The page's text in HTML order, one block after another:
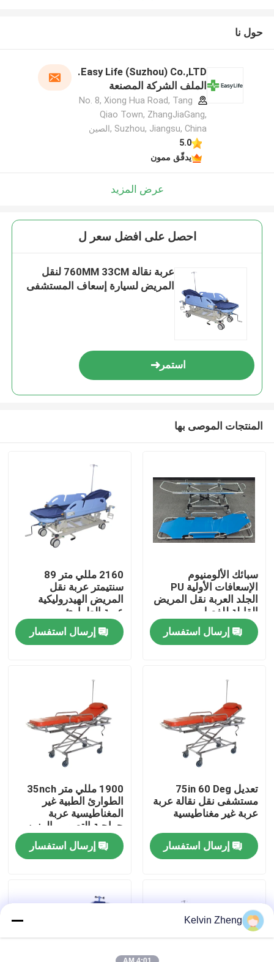
المنزل
المنتجات
فيديوهات
حولنا
جولة في المصنع
مراقبة الجودة
اتصل بنا
القضايا
حول نا
Easy Life (Suzhou) Co.,LTD.
الملف الشركة المصنعة
No. 8, Xiong Hua Road, Tang
Qiao Town, ZhangJiaGang,
Suzhou, Jiangsu, China ,الصين
5.0
يدقّق ممون
عرض المزيد
احصل على افضل سعر ل
عربة نقالة 760MM 33CM لنقل
المريض لسيارة إسعاف المستشفى
استمر
المنتجات الموصى بها
سبائك الألومنيوم
الإسعافات الأولية PU
الجلد العربة نقل المريض
القابلة للفصل
إرسال استفسار
2160 مللي متر 89
سنتيمتر عربة نقل
المريض الهيدروليكية
عربة الطوارئ
إرسال استفسار
تعديل 75in 60 Deg
مستشفى نقل نقالة عربة
عربة غير مغناطيسية
إرسال استفسار
1900 مللي متر 35nch
الطوارئ الطبية غير
المغناطيسية عربة
جراحية التصوير بالرنين
المغناطيسي متوافق نقل
نقالة الإسعاف
إرسال استفسار
Kelvin Zheng